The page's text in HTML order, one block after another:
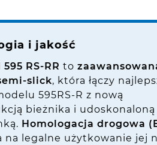
i jakość
RS-RR to
slick, która łączy
595RS-R z nową
bieżnika i udoskonaloną
Homologacja drogowa
na legalne użytkowanie jej